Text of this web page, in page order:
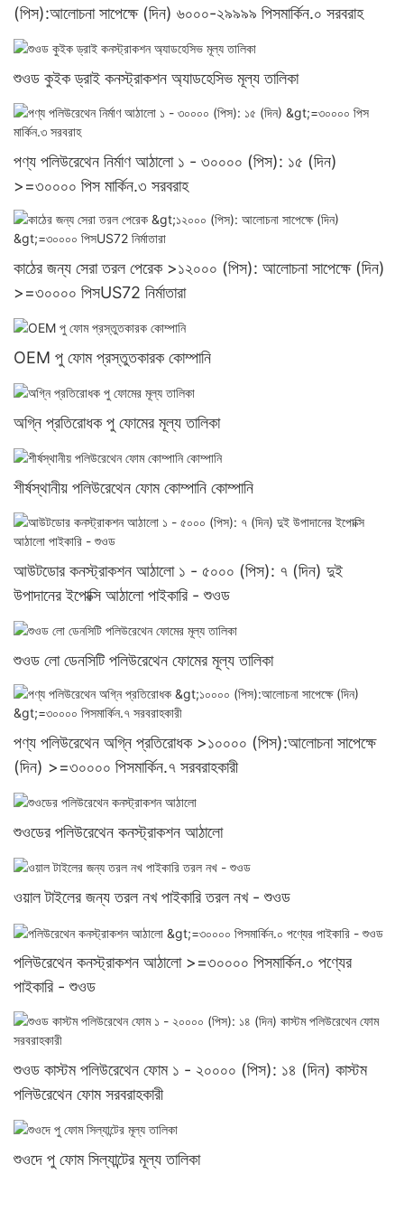
(পিস):আলোচনা সাপেক্ষে (দিন) ৬০০০-২৯৯৯৯ পিসমার্কিন.০ সরবরাহ
শুওড কুইক ড্রাই কনস্ট্রাকশন অ্যাডহেসিভ মূল্য তালিকা
পণ্য পলিউরেথেন নির্মাণ আঠালো ১ - ৩০০০০ (পিস): ১৫ (দিন)
>=৩০০০০ পিস মার্কিন.৩ সরবরাহ
কাঠের জন্য সেরা তরল পেরেক >১২০০০ (পিস): আলোচনা সাপেক্ষে (দিন)
>=৩০০০০ পিসUS72 নির্মাতারা
OEM পু ফোম প্রস্তুতকারক কোম্পানি
অগ্নি প্রতিরোধক পু ফোমের মূল্য তালিকা
শীর্ষস্থানীয় পলিউরেথেন ফোম কোম্পানি কোম্পানি
আউটডোর কনস্ট্রাকশন আঠালো ১ - ৫০০০ (পিস): ৭ (দিন) দুই
উপাদানের ইপোক্সি আঠালো পাইকারি - শুওড
শুওড লো ডেনসিটি পলিউরেথেন ফোমের মূল্য তালিকা
পণ্য পলিউরেথেন অগ্নি প্রতিরোধক >১০০০০ (পিস):আলোচনা সাপেক্ষে
(দিন) >=৩০০০০ পিসমার্কিন.৭ সরবরাহকারী
শুওডের পলিউরেথেন কনস্ট্রাকশন আঠালো
ওয়াল টাইলের জন্য তরল নখ পাইকারি তরল নখ - শুওড
পলিউরেথেন কনস্ট্রাকশন আঠালো >=৩০০০০ পিসমার্কিন.০ পণ্যের
পাইকারি - শুওড
শুওড কাস্টম পলিউরেথেন ফোম ১ - ২০০০০ (পিস): ১৪ (দিন) কাস্টম
পলিউরেথেন ফোম সরবরাহকারী
শুওদে পু ফোম সিল্যান্টের মূল্য তালিকা